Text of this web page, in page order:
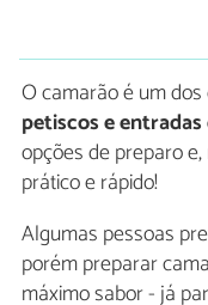
O camarão é um
petiscos e
opções de preparo
prático e rápido!
Algumas pessoas
porém preparar
máximo sabor - já